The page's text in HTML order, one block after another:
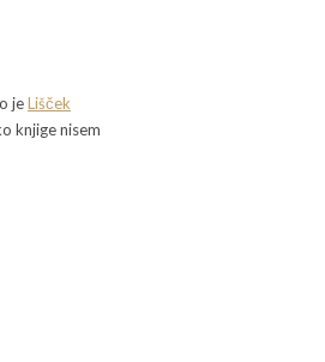
jeLišček
knjige nisem